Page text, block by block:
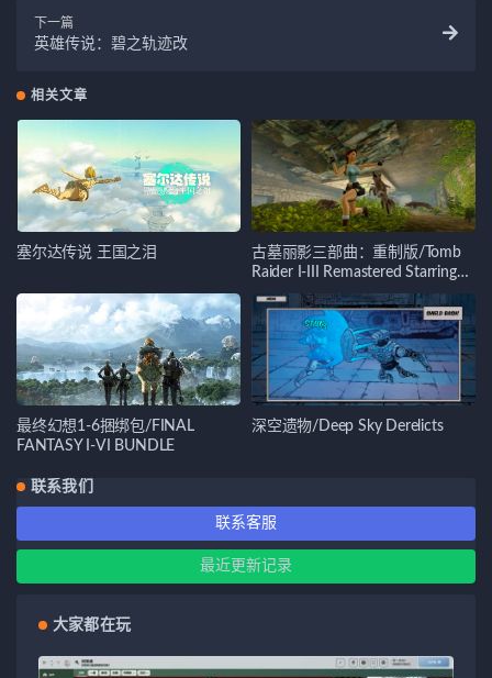
下一篇
英雄传说：碧之轨迹改
相关文章
塞尔达传说 王国之泪
古墓丽影三部曲：重制版/Tomb
Raider I-III Remastered Starring
Lara Croft
最终幻想1-6捆绑包/FINAL
FANTASY I-VI BUNDLE
深空遗物/Deep Sky Derelicts
联系我们
联系客服
最近更新记录
大家都在玩